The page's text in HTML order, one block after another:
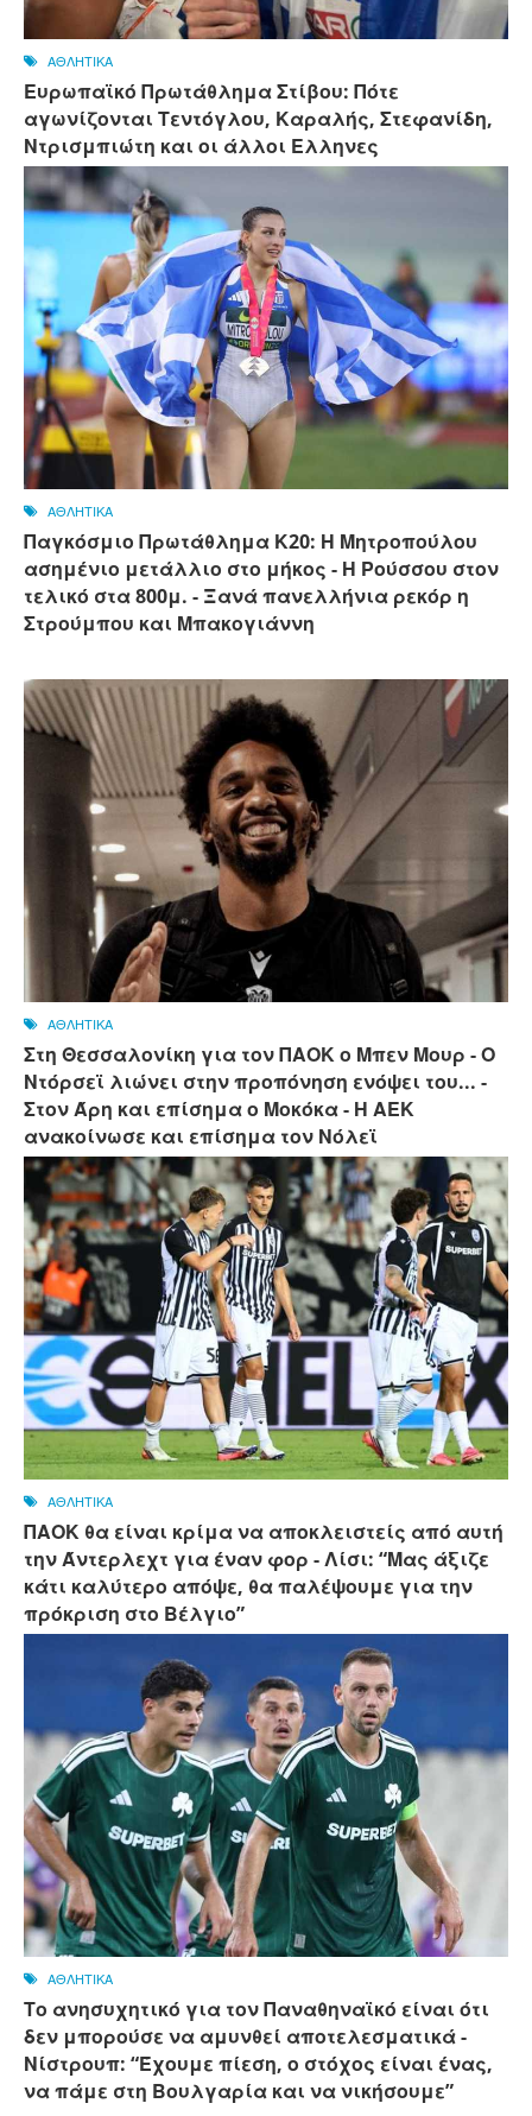
ΑΘΛΗΤΙΚΑ
Ευρωπαϊκό Πρωτάθλημα Στίβου: Πότε
αγωνίζονται Τεντόγλου, Καραλής, Στεφανίδη,
Ντρισμπιώτη και οι άλλοι Ελληνες
ΑΘΛΗΤΙΚΑ
Παγκόσμιο Πρωτάθλημα Κ20: Η Μητροπούλου
ασημένιο μετάλλιο στο μήκος - Η Ρούσσου στον
τελικό στα 800μ. - Ξανά πανελλήνια ρεκόρ η
Στρούμπου και Μπακογιάννη
ΑΘΛΗΤΙΚΑ
Στη Θεσσαλονίκη για τον ΠΑΟΚ ο Μπεν Μουρ - Ο
Ντόρσεϊ λιώνει στην προπόνηση ενόψει του... -
Στον Άρη και επίσημα ο Μοκόκα - Η ΑΕΚ
ανακοίνωσε και επίσημα τον Νόλεϊ
ΑΘΛΗΤΙΚΑ
ΠΑΟΚ θα είναι κρίμα να αποκλειστείς από αυτή
την Άντερλεχτ για έναν φορ - ​​Λίσι: “Μας άξιζε
κάτι καλύτερο απόψε, θα παλέψουμε για την
πρόκριση στο Βέλγιο”
ΑΘΛΗΤΙΚΑ
Το ανησυχητικό για τον Παναθηναϊκό είναι ότι
δεν μπορούσε να αμυνθεί αποτελεσματικά -
Νίστρουπ: “Έχουμε πίεση, ο στόχος είναι ένας,
να πάμε στη Βουλγαρία και να νικήσουμε”